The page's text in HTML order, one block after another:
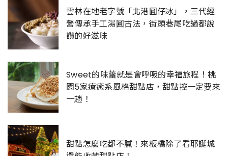
雲林在地老字號「北港圓仔冰」，三代經
營傳承手工湯圓古法，街頭巷尾吃過都說
讚的好滋味
Sweet的味蕾就是會呼吸的幸福旅程！桃
園5家療癒系風格甜點店，甜點控一定要來
一趟！
甜點怎麼吃都不膩！來板橋除了看耶誕城